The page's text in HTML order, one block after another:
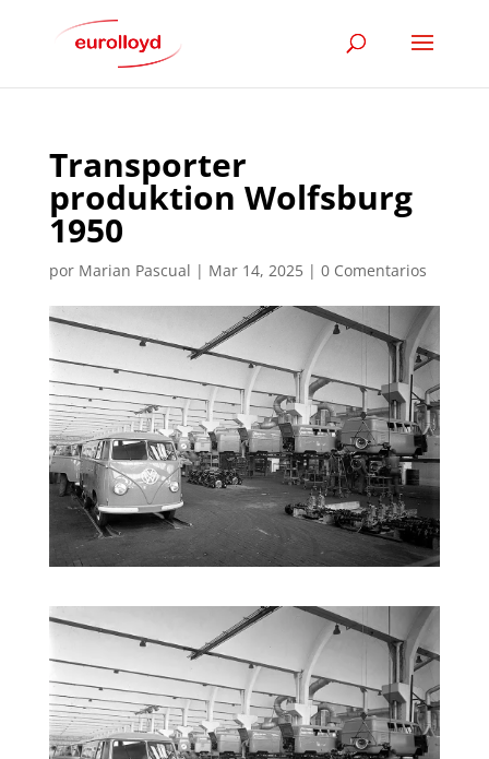
Transporter
produktion Wolfsburg
1950
por Marian Pascual | Mar 14, 2025| 0 Comentarios